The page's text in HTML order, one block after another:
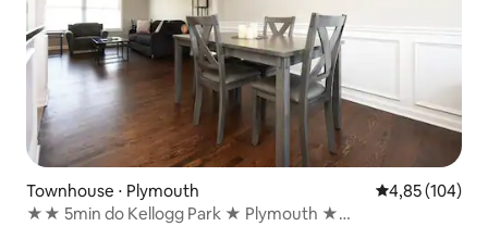
Townhouse ⋅ Plymouth 4,85 de uma
4,85 (104)
★★ 5min do Kellogg Park ★ Plymouth ★